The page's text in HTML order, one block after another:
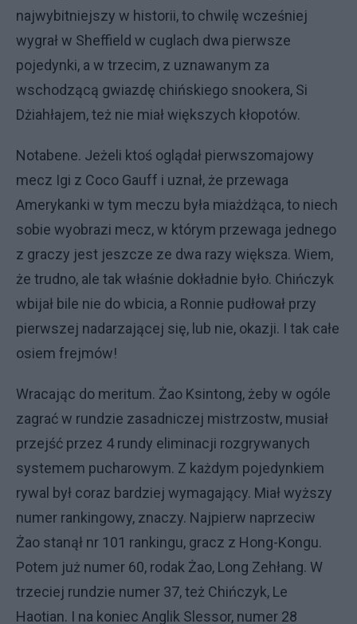
najwybitniejszy w historii, to chwilę wcześniej
wygrał w Sheffield w cuglach dwa pierwsze
pojedynki, a w trzecim, z uznawanym za
wschodzącą gwiazdę chińskiego snookera, Si
Dżiahłajem, też nie miał większych kłopotów.
Notabene. Jeżeli ktoś oglądał pierwszomajowy
mecz Igi z Coco Gauff i uznał, że przewaga
Amerykanki w tym meczu była miażdżąca, to niech
sobie wyobrazi mecz, w którym przewaga jednego
z graczy jest jeszcze ze dwa razy większa. Wiem,
że trudno, ale tak właśnie dokładnie było. Chińczyk
wbijał bile nie do wbicia, a Ronnie pudłował przy
pierwszej nadarzającej się, lub nie, okazji. I tak całe
osiem frejmów!
Wracając do meritum. Żao Ksintong, żeby w ogóle
zagrać w rundzie zasadniczej mistrzostw, musiał
przejść przez 4 rundy eliminacji rozgrywanych
systemem pucharowym. Z każdym pojedynkiem
rywal był coraz bardziej wymagający. Miał wyższy
numer rankingowy, znaczy. Najpierw naprzeciw
Żao stanął nr 101 rankingu, gracz z Hong-Kongu.
Potem już numer 60, rodak Żao, Long Zehłang. W
trzeciej rundzie numer 37, też Chińczyk, Le
Haotian. I na koniec Anglik Slessor, numer 28